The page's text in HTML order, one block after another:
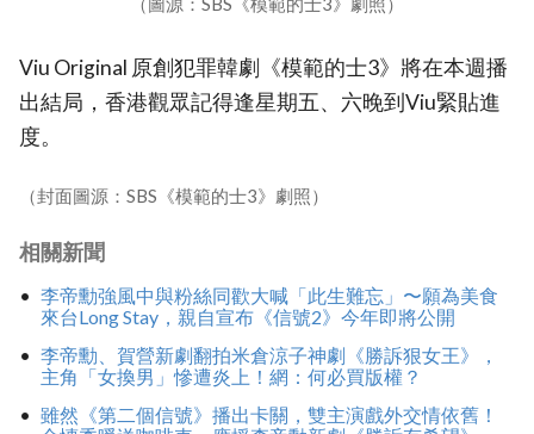
Viu Original 原創犯罪韓劇《模範的士3》將在本週播
出結局，香港觀眾記得逢星期五、六晚到Viu緊貼進
度。
（封面圖源：SBS《模範的士3》劇照）
相關新聞
李帝勳強風中與粉絲同歡大喊「此生難忘」〜願為美食
來台Long Stay，親自宣布《信號2》今年即將公開
李帝勳、賀營新劇翻拍米倉涼子神劇《勝訴狠女王》，
主角「女換男」慘遭炎上！網：何必買版權？
雖然《第二個信號》播出卡關，雙主演戲外交情依舊！